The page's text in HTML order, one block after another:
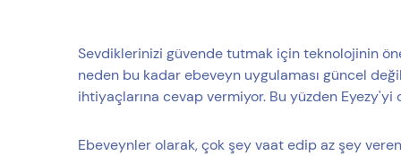
Sevdiklerinizi güvende tutmak için teknolojinin
neden bu kadar ebeveyn uygulaması güncel
ihtiyaçlarına cevap vermiyor. Bu yüzden Eyezy'yi
Ebeveynler olarak, çok şey vaat edip az şey